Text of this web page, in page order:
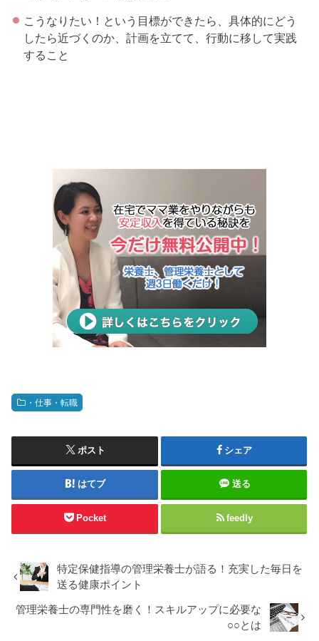
こうなりたい！という目標ができたら、具体的にどう
したら近づくのか、計画を立てて、行動に移して実践
すること
・仕事・転職
ポスト シェア
はてブ 送る
Pocket feedly
特定保健指導の管理栄養士が語る！充実した毎日を
送る健康ポイント
管理栄養士の専門性を磨く！スキルアップに必要な
○○とは